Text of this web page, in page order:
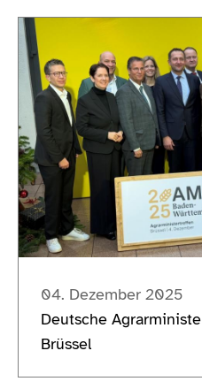
04. Dezember 2025
Deutsche
Brüssel